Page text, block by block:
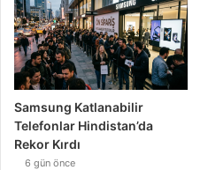
Samsung Katlanabilir
Telefonlar Hindistan’da
Rekor Kırdı
6 gün önce